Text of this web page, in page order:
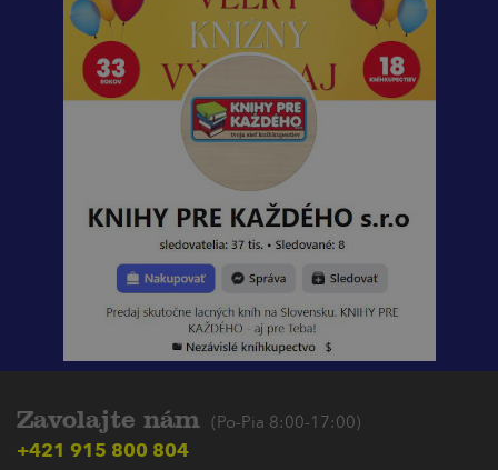
Zavolajte nám (Po-Pia 8:00-17:00)
+421 915 800 804